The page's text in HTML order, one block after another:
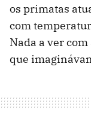
os primatas
com
Nada a ver
que